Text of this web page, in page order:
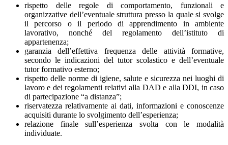
rispetto delle regole di comportamento, funzionali e
organizzative dell’eventuale struttura presso la quale si svolge
il percorso o il periodo di apprendimento in ambiente
lavorativo, nonché del regolamento dell’istituto di
appartenenza;
garanzia dell’effettiva frequenza delle attività formative,
secondo le indicazioni del tutor scolastico e dell’eventuale
tutor formativo esterno;
rispetto delle norme di igiene, salute e sicurezza nei luoghi di
lavoro e dei regolamenti relativi alla DAD e alla DDI, in caso
di partecipazione “a distanza”;
riservatezza relativamente ai dati, informazioni e conoscenze
acquisiti durante lo svolgimento dell’esperienza;
relazione finale sull’esperienza svolta con le modalità
individuate.